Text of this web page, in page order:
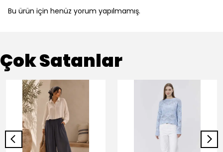
Bu ürün için henüz yorum yapılmamış.
Çok Satanlar